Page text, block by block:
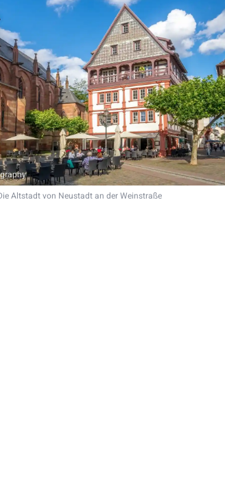
Altstadt von Neustadt an der Weinstraße